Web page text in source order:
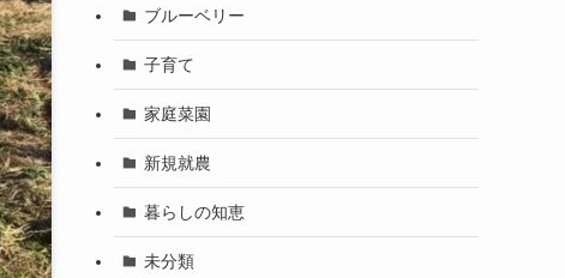
ブルーベリー
子育て
家庭菜園
新規就農
暮らしの知恵
未分類